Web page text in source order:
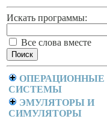
Искать программы:
Все слова вместе
ОПЕРАЦИОННЫЕ
СИСТЕМЫ
ЭМУЛЯТОРЫ И
СИМУЛЯТОРЫ